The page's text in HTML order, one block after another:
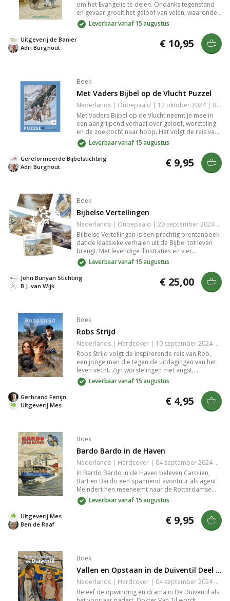
om het Evangelie te delen. Ondanks tegenstand
en gevaar groeit het geloof van velen, waaronder
voormalig tegenstander Chen. Een inspirerend
verhaal over doorzettingsvermogen en de kracht
van gebed.
Leverbaar vanaf 15 augustus
Adri Burghout
Uitgeverij de Banier € 10,95
Boek
Met Vaders Bijbel op de Vlucht Puzzel
Nederlands | Onbepaald | 12 oktober 2024 | Basisbijbel | 9789492987464
Met Vaders Bijbel op de Vlucht neemt je mee in
een aangrijpend verhaal over geloof, worsteling
en de zoektocht naar hoop. Het volgt de reis van
een vader die in turbulente tijden zijn kind
probeert te beschermen. Een krachtige reflectie
op de impact van religie in ons leven en de strijd
om waarden te behouden. Een boek dat je raakt
Leverbaar vanaf 15 augustus
Adri Burghout
Gereformeerde Bijbelstichting € 9,95
Boek
Bijbelse Vertellingen
Nederlands | Onbepaald | 20 september 2024 | 44 pagina's | 9789491570384
Bijbelse Vertellingen is een prachtig prentenboek
dat de klassieke verhalen uit de Bijbel tot leven
brengt. Met levendige illustraties en vier
uitdagende puzzels biedt het een boeiende
ervaring voor jong en oud en is perfect om de
rijke geschiedenis van deze tijdloze verhalen te
verkennen.
Leverbaar vanaf 15 augustus
B.J. van Wijk
John Bunyan Stichting € 25,00
Boek
Robs Strijd
Nederlands | Hardcover | 10 september 2024 | 96 pagina's | 9789059524644
Robs Strijd volgt de inspirerende reis van Rob,
een jonge man die tegen de uitdagingen van het
leven vecht. Zijn worstelingen met angst,
zelfacceptatie en de zoektocht naar geluk worden
aangrijpend verwoord. Deze meeslepende
roman biedt een realistische blik op de kracht van
veerkracht en hoop, waardoor je geraakt en
geïnspireerd achterblijft. Een must-read voor
Leverbaar vanaf 15 augustus
Uitgeverij Mes
Gerbrand Fenijn € 4,95
Boek
Bardo Bardo in de Haven
Nederlands | Hardcover | 04 september 2024 | 140 pagina's | 9789059524569
In Bardo Bardo in de Haven beleven Carolien,
Bart en Bardo een spannend avontuur als agent
Meindert hen meeneemt naar de Rotterdamse
haven. Terwijl ze te maken krijgen met lastige
jongens, toont Bardo zijn moed als reddende
speurhond Ruby gaan ze op zoek naar jonge
Leverbaar vanaf 15 augustus
Ben de Raaf
Uitgeverij Mes € 9,95
Boek
Vallen en Opstaan in de Duiventil Deel 10
Nederlands | Hardcover | 04 september 2024 | 360 pagina's | 9789059524606
Beleef de opwinding en drama in De Duiventil als